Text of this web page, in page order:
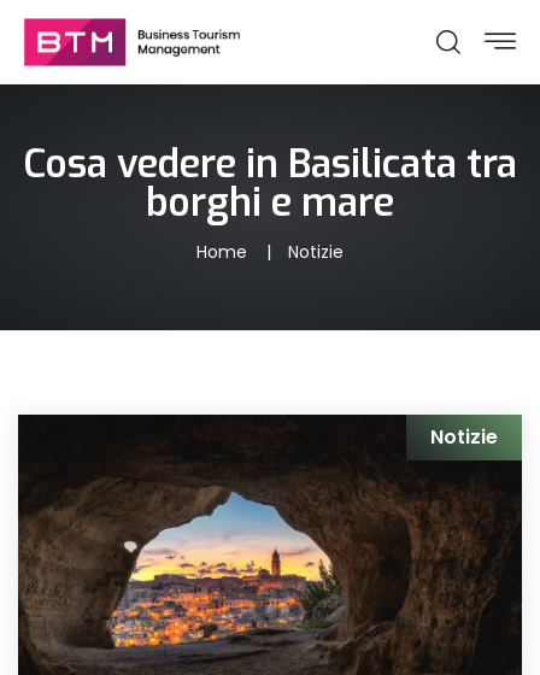
Cosa vedere in Basilicata tra
borghi e mare
Home Notizie
Notizie